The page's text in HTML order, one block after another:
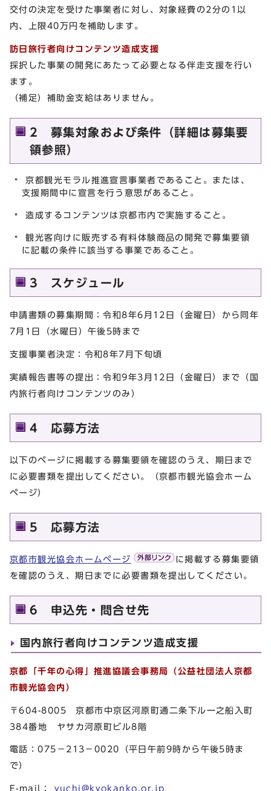
交付の決定を受けた事業者に対し、対象経費の2分の1以
内、上限40万円を補助します。
訪日旅行者向けコンテンツ造成支援
採択した事業の開発にあたって必要となる伴走支援を行い
ます。
（補足）補助金支給はありません。
2 募集対象および条件（詳細は募集要
領参照）
京都観光モラル推進宣言事業者であること。または、
支援期間中に宣言を行う意思があること。
造成するコンテンツは京都市内で実施すること。
観光客向けに販売する有料体験商品の開発で募集要領
に記載の条件に該当する事業であること。
3 スケジュール
申請書類の募集期間：令和8年6月12日（金曜日）から同年
7月1日（水曜日）午後5時まで
支援事業者決定：令和8年7月下旬頃
実績報告書等の提出：令和9年3月12日（金曜日）まで（国
内旅行者向けコンテンツのみ）
4 応募方法
以下のページに掲載する募集要領を確認のうえ、期日まで
に必要書類を提出してください。（京都市観光協会ホーム
ページ）
5 応募方法
京都市観光協会ホームページ
に掲載する募集要領
を確認のうえ、期日までに必要書類を提出してください。
6 申込先・問合せ先
国内旅行者向けコンテンツ造成支援
京都「千年の心得」推進協議会事務局（公益社団法人京都
市観光協会内）
〒604-8005 京都市中京区河原町通二条下ル一之船入町
384番地 ヤサカ河原町ビル8階
電話：075－213－0020（平日午前9時から午後5時ま
で）
E-mail： yuchi@kyokanko.or.jp